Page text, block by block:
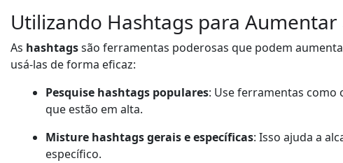
Utilizando Hashtags para Aumentar
As hashtagssão ferramentas poderosas que podem
usá-las de forma eficaz:
Pesquise hashtags populares: Use ferramentas
que estão em alta.
Misture hashtags gerais e específicas: Isso ajuda a
específico.